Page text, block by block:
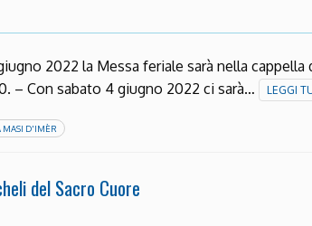
2022 la Messa feriale sarà nella cappella
– Con sabato 4 giugno 2022 ci sarà…
LEGGI
MASI D'IMÈR
del Sacro Cuore